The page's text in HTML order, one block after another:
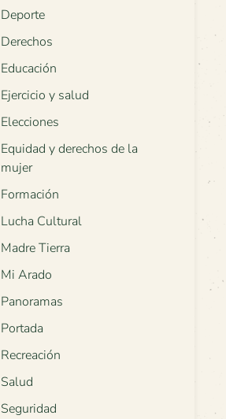
Deporte
Derechos
Educación
Ejercicio y salud
Elecciones
Equidad y derechos de la
mujer
Formación
Lucha Cultural
Madre Tierra
Mi Arado
Panoramas
Portada
Recreación
Salud
Seguridad